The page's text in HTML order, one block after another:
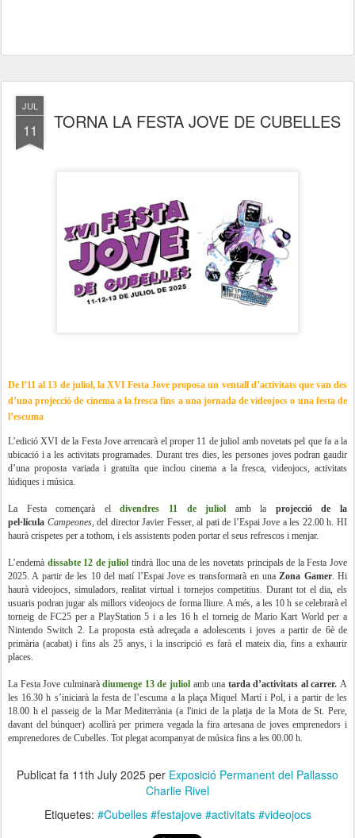
JUL
11 TORNA LA FESTA JOVE DE CUBELLES
De l’11 al 13 de juliol, la XVI Festa Jove proposa un ventall d’activitats que van des
d’una projecció de cinema a la fresca fins a una jornada de videojocs o una festa de
l’escuma
L’edició XVI de la Festa Jove arrencarà el proper 11 de juliol amb novetats pel que fa a la
ubicació i a les activitats programades. Durant tres dies, les persones joves podran gaudir
d’una proposta variada i gratuïta que inclou cinema a la fresca, videojocs, activitats
lúdiques i música.
La Festa començarà eldivendres 11 de juliol amb la projecció de la
pel·lícula Campeones, del director Javier Fesser, al pati de l’Espai Jove a les 22.00 h. HI
haurà crispetes per a tothom, i els assistents poden portar el seus refrescos i menjar.
L’endemà dissabte 12 de juliol tindrà lloc una de les novetats principals de la Festa Jove
2025. A partir de les 10 del matí l’Espai Jove es transformarà en unaZona Gamer. Hi
haurà videojocs, simuladors, realitat virtual i tornejos competitius. Durant tot el dia, els
usuaris podran jugar als millors videojocs de forma lliure. A més, a les 10 h se celebrarà el
torneig de FC25 per a PlayStation 5 i a les 16 h el torneig de Mario Kart World per a
Nintendo Switch 2. La proposta està adreçada a adolescents i joves a partir de 6è de
primària (acabat) i fins als 25 anys, i la inscripció es farà el mateix dia, fins a exhaurir
places.
La Festa Jove culminaràdiumenge 13 de juliol amb una tarda d’activitats al carrer. A
les 16.30 h s’iniciarà la festa de l’escuma a la plaça Miquel Martí i Pol, i a partir de les
18.00 h el passeig de la Mar Mediterrània (a l'inici de la platja de la Mota de St. Pere,
davant del búnquer) acollirà per primera vegada la fira artesana de joves emprenedors i
emprenedores de Cubelles. Tot plegat acompanyat de música fins a les 00.00 h.
Publicat fa 11th July 2025 per Exposició Permanent del Pallasso
Charlie Rivel
Etiquetes: #Cubelles #festajove #activitats #videojocs